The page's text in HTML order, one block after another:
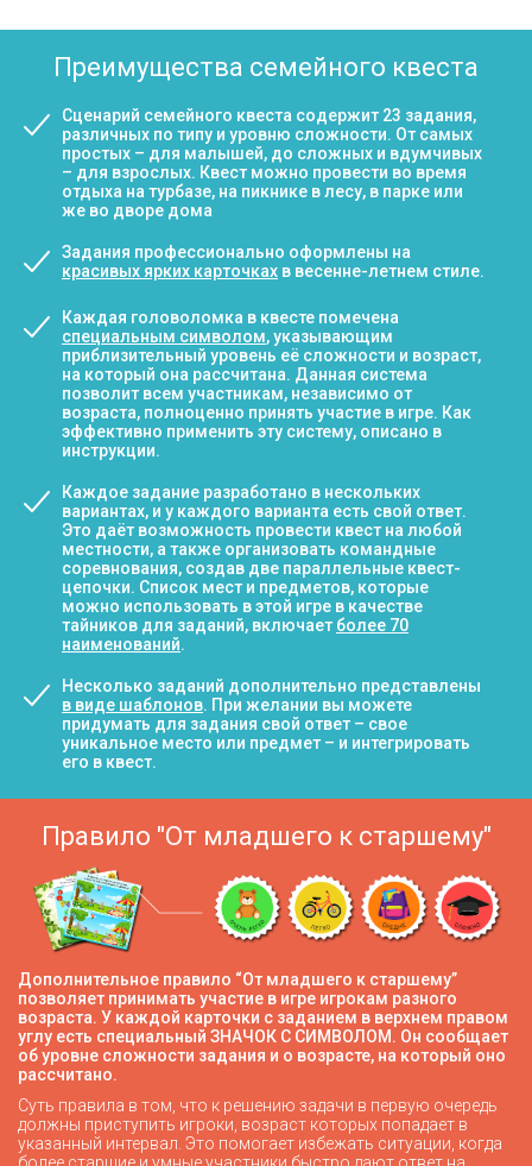
Преимущества семейного квеста
Сценарий семейного квеста содержит 23 задания,
различных по типу и уровню сложности. От самых
простых – для малышей, до сложных и вдумчивых
– для взрослых. Квест можно провести во время
отдыха на турбазе, на пикнике в лесу, в парке или
же во дворе дома
Задания профессионально оформлены на
красивых ярких карточках в весенне-летнем стиле.
Каждая головоломка в квесте помечена
специальным символом, указывающим
приблизительный уровень её сложности и возраст,
на который она рассчитана. Данная система
позволит всем участникам, независимо от
возраста, полноценно принять участие в игре. Как
эффективно применить эту систему, описано в
инструкции.
Каждое задание разработано в нескольких
вариантах, и у каждого варианта есть свой ответ.
Это даёт возможность провести квест на любой
местности, а также организовать командные
соревнования, создав две параллельные квест-
цепочки. Список мест и предметов, которые
можно использовать в этой игре в качестве
тайников для заданий, включает более 70
наименований.
Несколько заданий дополнительно представлены
в виде шаблонов. При желании вы можете
придумать для задания свой ответ – свое
уникальное место или предмет – и интегрировать
его в квест.
Правило "От младшего к старшему"
Дополнительное правило “От младшего к старшему”
позволяет принимать участие в игре игрокам разного
возраста. У каждой карточки с заданием в верхнем правом
углу есть специальный ЗНАЧОК С СИМВОЛОМ. Он сообщает
об уровне сложности задания и о возрасте, на который оно
рассчитано.
Суть правила в том, что к решению задачи в первую очередь
должны приступить игроки, возраст которых попадает в
указанный интервал. Это помогает избежать ситуации, когда
более старшие и умные участники быстро дают ответ на